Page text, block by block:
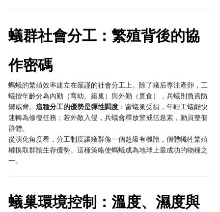
蟻群社會分工：繁殖背後的協
作密碼
螞蟻的繁殖效率建立在嚴謹的社會分工上。除了蟻后專注產卵，工
蟻按年齡分為內勤（育幼、築巢）與外勤（覓食），兵蟻則負責防
禦威脅。這種分工的優勢是彈性調度 ：當蟻巢受損，年輕工蟻能快
速轉為修復任務；若外敵入侵，兵蟻會釋放警戒信息素，動員整個
群體。
從演化角度看，分工制度讓蟻群像一個超級有機體，個體犧牲繁殖
權換取群體生存優勢。這種策略使螞蟻成為地球上最成功的物種之
一。
蟻巢環境控制：溫度、濕度與